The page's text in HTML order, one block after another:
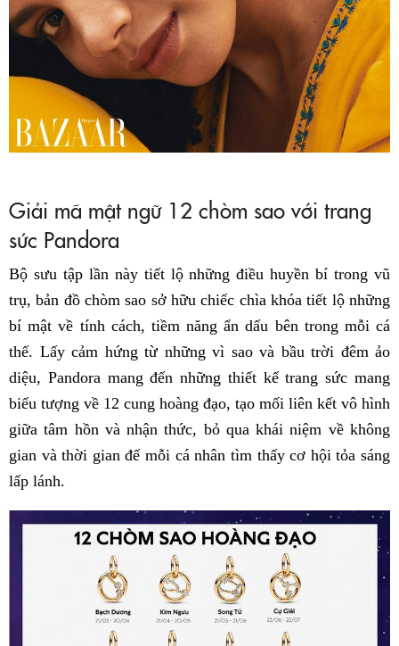
Giải mã mật ngữ 12 chòm sao với trang
sức Pandora
Bộ sưu tập lần này tiết lộ những điều huyền bí trong vũ
trụ, bản đồ chòm sao sở hữu chiếc chìa khóa tiết lộ những
bí mật về tính cách, tiềm năng ẩn dấu bên trong mỗi cá
thể. Lấy cảm hứng từ những vì sao và bầu trời đêm ảo
diệu, Pandora mang đến những thiết kế trang sức mang
biểu tượng về 12 cung hoàng đạo, tạo mối liên kết vô hình
giữa tâm hồn và nhận thức, bỏ qua khái niệm về không
gian và thời gian để mỗi cá nhân tìm thấy cơ hội tỏa sáng
lấp lánh.